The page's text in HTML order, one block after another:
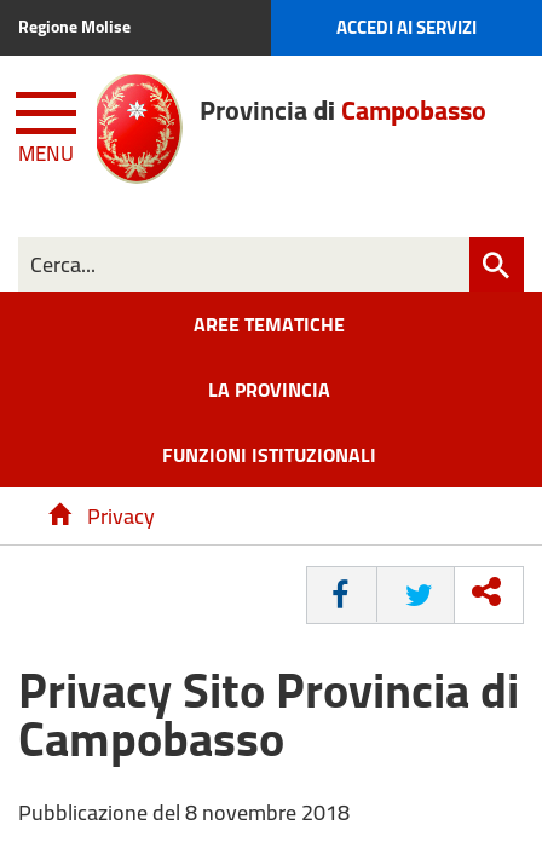
Regione Molise ACCEDI AI SERVIZI
MENU
ProvinciadiCampobasso
AREE TEMATICHE
LA PROVINCIA
FUNZIONI ISTITUZIONALI
Privacy
CONDIVIDI
Privacy Sito Provincia di
Campobasso
Pubblicazione del 8 novembre 2018